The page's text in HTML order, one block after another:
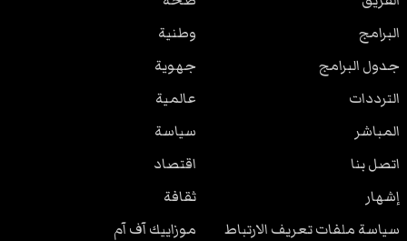
البرامج
جدول البرامج
الترددات
المباشر
اتصل بنا
إشهار
سياسة ملفات تعريف الارتباط
وطنية
جهوية
عالمية
سياسة
اقتصاد
ثقافة
موزاييك آف آم